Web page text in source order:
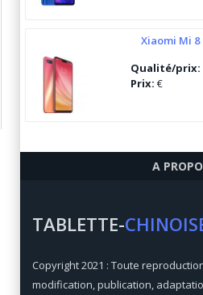
Xiaomi Mi 8
Qualité/prix:
Prix: €
Qualité/prix:
Qualité/prix:
Prix: €
A
TABLETTE-
Copyright 2021 : Toute
modification, publication,